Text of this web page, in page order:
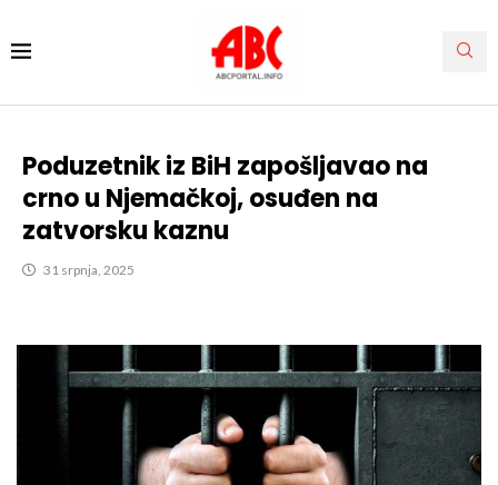
Poduzetnik iz BiH zapošljavao na
crno u Njemačkoj, osuđen na
zatvorsku kaznu
31 srpnja, 2025